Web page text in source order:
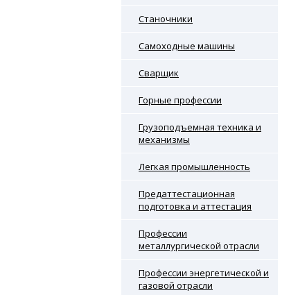
Станочники
Самоходные машины
Сварщик
Горные профессии
Грузоподъемная техника и
механизмы
Легкая промышленность
Предаттестационная
подготовка и аттестация
Профессии
металлургической отрасли
Профессии энергетической и
газовой отрасли